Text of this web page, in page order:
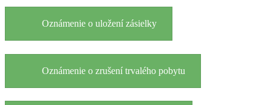
Oznámenie o uložení zásielky
Oznámenie o zrušení trvalého pobytu